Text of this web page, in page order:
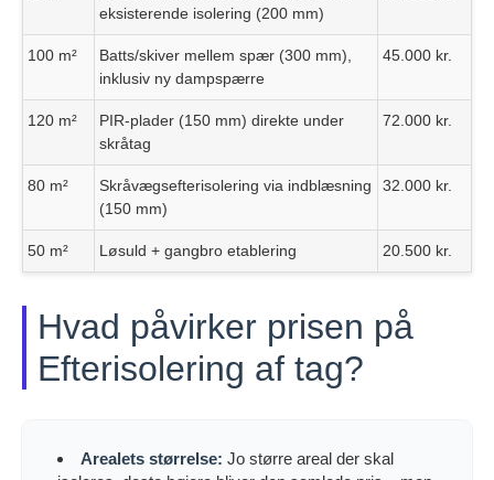
eksisterende isolering (200 mm)
100 m²
Batts/skiver mellem spær (300 mm),
inklusiv ny dampspærre
45.000 kr.
120 m²
PIR-plader (150 mm) direkte under
skråtag
72.000 kr.
80 m²
Skråvægsefterisolering via indblæsning
(150 mm)
32.000 kr.
50 m² Løsuld + gangbro etablering 20.500 kr.
Hvad påvirker prisen på
Efterisolering af tag?
Arealets størrelse: Jo større areal der skal